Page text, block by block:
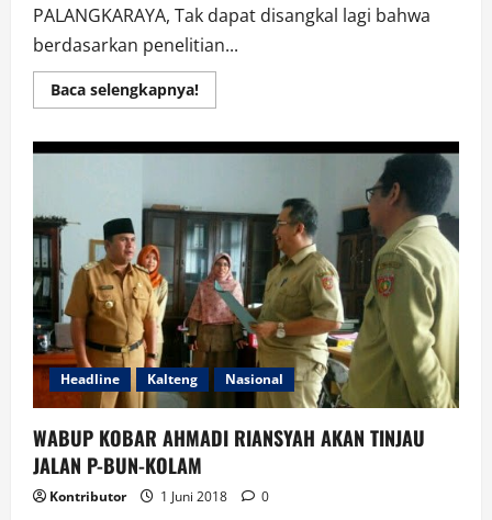
PALANGKARAYA, Tak dapat disangkal lagi bahwa
berdasarkan penelitian...
Baca selengkapnya!Read
more
Penyakit,
Sehat
Headline Kalteng Nasional
WABUP KOBAR AHMADI RIANSYAH AKAN TINJAU
JALAN P-BUN-KOLAM
Kontributor 1 Juni 2018 0